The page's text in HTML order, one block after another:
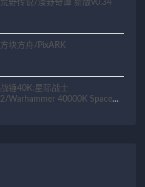
荒野传说/漫野奇谭 新版v0.34
方块方舟/PixARK
战锤40K:星际战士
2/Warhammer 40000K Space